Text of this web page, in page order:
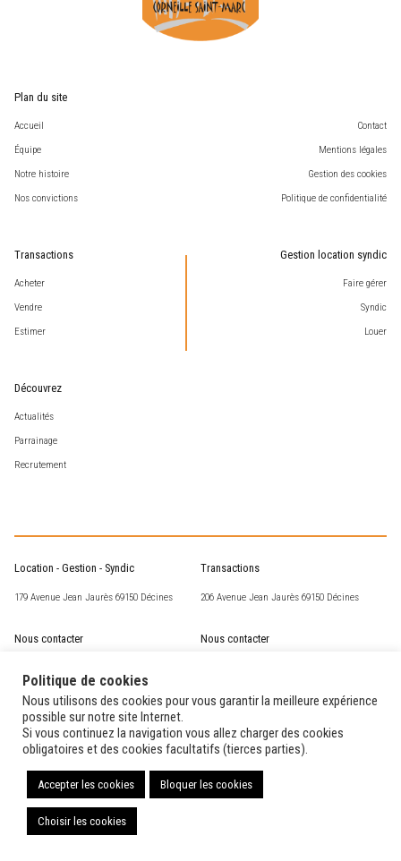
Plan du site
Accueil Contact
Équipe Mentions légales
Notre histoire Gestion des cookies
Nos convictions Politique de confidentialité
Transactions
Acheter
Vendre
Estimer
Gestion location syndic
Faire gérer
Syndic
Louer
Découvrez
Actualités
Parrainage
Recrutement
Location - Gestion - Syndic
179 Avenue Jean Jaurès 69150 Décines
Transactions
206 Avenue Jean Jaurès 69150 Décines
Nous contacter
04 72 02 63 93
Nous contacter
04 78 49 15 60
Nos horaires Nos horaires
Copyright Corneille Saint-Marc
Politique de cookies
Nous utilisons des cookies pour vous garantir la meilleure expérience
possible sur notre site Internet.
Si vous continuez la navigation vous allez charger des cookies
obligatoires et des cookies facultatifs (tierces parties).
Accepter les cookies Bloquer les cookies
Choisir les cookies